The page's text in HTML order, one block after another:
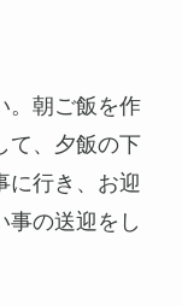
。朝ご飯を作
て、夕飯の下
に行き、お迎
事の送迎をし